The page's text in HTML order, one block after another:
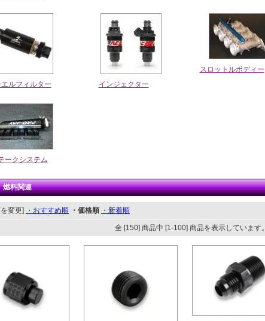
ルフィルター インジェクター
スロットルボディー
ークシステム
料関連
変更] ・おすすめ順 ・価格順 ・新着順
全 [150] 商品中 [1-100] 商品を表示しています。